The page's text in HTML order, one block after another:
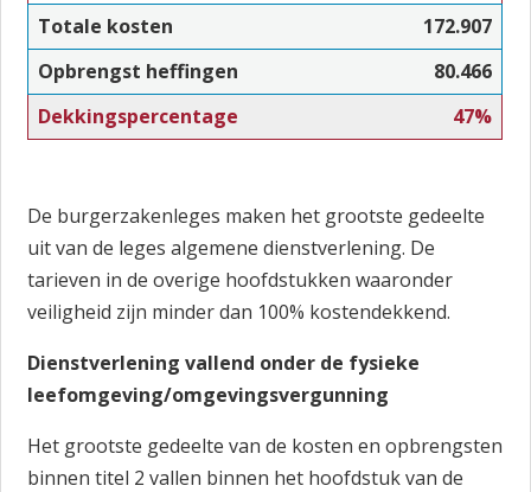
Totale kosten
172.907
Opbrengst heffingen
80.466
Dekkingspercentage
47%
De burgerzakenleges maken het grootste gedeelte
uit van de leges algemene dienstverlening. De
tarieven in de overige hoofdstukken waaronder
veiligheid zijn minder dan 100% kostendekkend.
Dienstverlening vallend onder de fysieke
leefomgeving/omgevingsvergunning
Het grootste gedeelte van de kosten en opbrengsten
binnen titel 2 vallen binnen het hoofdstuk van de